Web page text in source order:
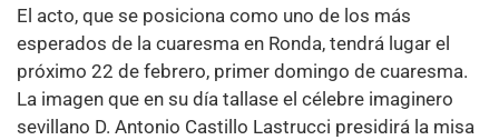
El acto, que se posiciona como uno de los más
esperados de la cuaresma en Ronda, tendrá lugar el
próximo 22 de febrero, primer domingo de cuaresma.
La imagen que en su día tallase el célebre imaginero
sevillano D. Antonio Castillo Lastrucci presidirá la misa